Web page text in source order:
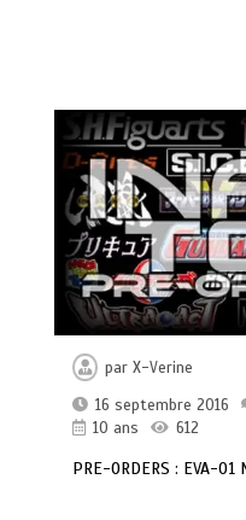
parX-Verine
16 septembre 2016
10 ans
612
PRE-ORDERS : EVA-